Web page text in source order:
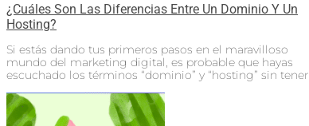
¿Cuáles Son Las Diferencias Entre Un Dominio Y Un
Hosting?
Si estás dando tus primeros pasos en el maravilloso
mundo del marketing digital, es probable que hayas
escuchado los términos “dominio” y “hosting” sin tener